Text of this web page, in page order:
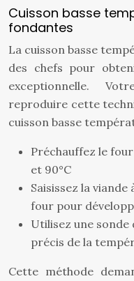
Cuisson basse
fondantes
La cuisson basse
des chefs pour
exceptionnelle.
reproduire cette
cuisson basse
Préchauffez le
et 90°C
Saisissez la
four pour
Utilisez une
précis de la
Cette méthode